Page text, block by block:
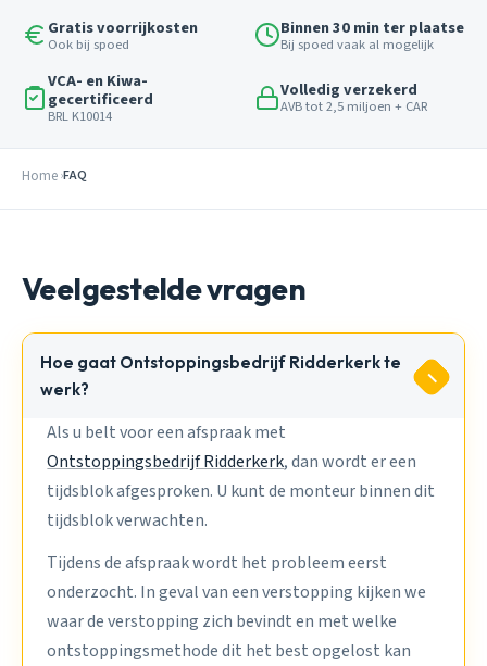
Gratis voorrijkosten
Ook bij spoed
Binnen 30 min ter plaatse
Bij spoed vaak al mogelijk
VCA- en Kiwa-
gecertificeerd
BRL K10014
Volledig verzekerd
AVB tot 2,5 miljoen + CAR
Home FAQ
Veelgestelde vragen
Hoe gaat Ontstoppingsbedrijf Ridderkerk te
werk?
Als u belt voor een afspraak met
Ontstoppingsbedrijf Ridderkerk, dan wordt er een
tijdsblok afgesproken. U kunt de monteur binnen dit
tijdsblok verwachten.
Tijdens de afspraak wordt het probleem eerst
onderzocht. In geval van een verstopping kijken we
waar de verstopping zich bevindt en met welke
ontstoppingsmethode dit het best opgelost kan